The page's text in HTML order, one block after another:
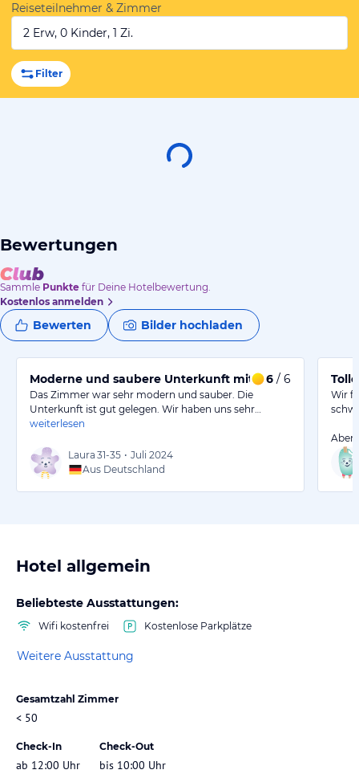
Reiseteilnehmer & Zimmer
2 Erw, 0 Kinder, 1 Zi.
Filter
Bewertungen
Sammle Punkte für Deine Hotelbewertung.
Kostenlos anmelden
Bewerten Bilder hochladen
Moderne und saubere Unterkunft mit freundlichem
6 / 6
Das Zimmer war sehr modern und sauber. Die
Unterkunft ist gut gelegen. Wir haben uns sehr…
weiterlesen
Laura 31-35 • Juli 2024
Aus Deutschland
Wir
Aber
Hotel allgemein
Beliebteste Ausstattungen:
Wifi kostenfrei Kostenlose Parkplätze
Weitere Ausstattung
Gesamtzahl Zimmer
< 50
Check-In
ab 12:00 Uhr
Check-Out
bis 10:00 Uhr